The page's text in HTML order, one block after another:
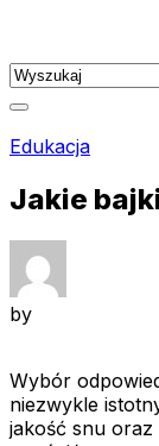
content
Edukacja
Jakie
by
Wybór
niezwykle
jakość snu